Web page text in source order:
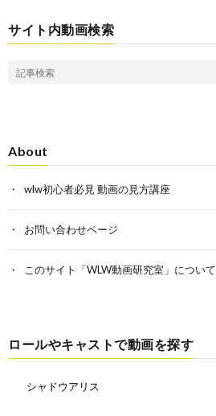
サイト内動画検索
About
wlw初心者必見 動画の見方講座
お問い合わせページ
このサイト「WLW動画研究室」について
ロールやキャストで動画を探す